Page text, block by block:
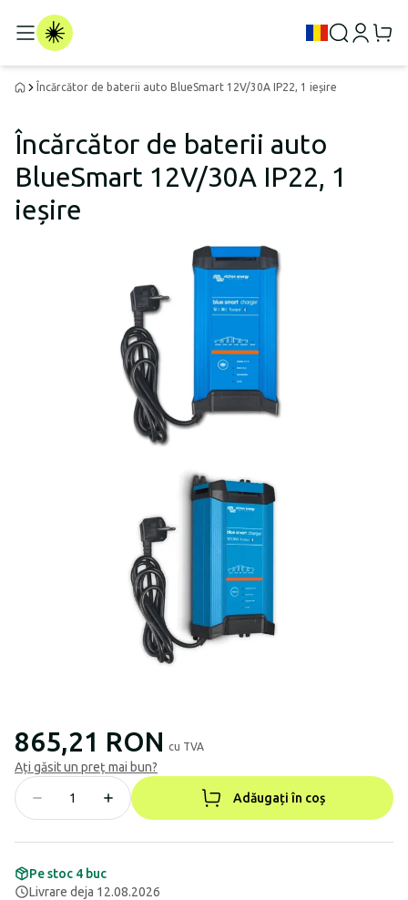
Încărcător de baterii auto BlueSmart 12V/30A IP22, 1 ieșire
Încărcător de baterii auto
BlueSmart 12V/30A IP22, 1
ieșire
865,21 RON cu TVA
Ați găsit un preț mai bun?
Adăugați în coș
Pe stoc 4 buc
Livrare deja 12.08.2026